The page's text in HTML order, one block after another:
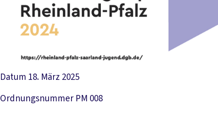
Datum 18. März 2025
Ordnungsnummer PM 008